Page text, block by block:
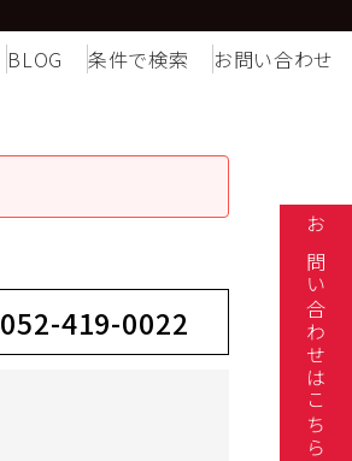
BLOG 条件で検索 お問い合わせ
052-419-0022 お問い合わせはこちら